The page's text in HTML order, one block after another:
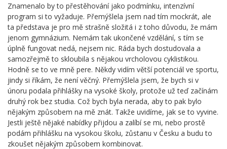
Znamenalo by to přestěhování jako podmínku, intenzívní
program si to vyžaduje. Přemýšlela jsem nad tím mockrát, ale
ta představa je pro mě strašně složitá i z toho důvodu, že mám
jenom gymnázium. Nemám tak ukončené vzdělání, s tím se
úplně fungovat nedá, nejsem nic. Ráda bych dostudovala a
samozřejmě to skloubila s nějakou vrcholovou cyklistikou.
Hodně se to ve mně pere. Někdy vidím větší potenciál ve sportu,
jindy si říkám, že není věčný. Přemýšlela jsem, že bych si v
únoru podala přihlášky na vysoké školy, protože už teď začínám
druhý rok bez studia. Což bych byla nerada, aby to pak bylo
nějakým způsobem na mě znát. Takže uvidíme, jak se to vyvine.
Jestli ještě nějaké nabídky přijdou a zalíbí se mi, nebo prostě
podám přihlášku na vysokou školu, zůstanu v Česku a budu to
zkoušet nějakým způsobem kombinovat.